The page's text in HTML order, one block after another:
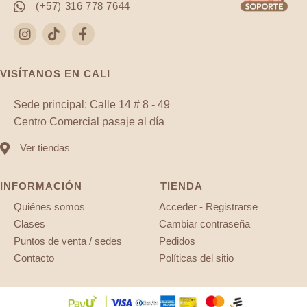
(+57) 316 778 7644
VISÍTANOS EN CALI
Sede principal: Calle 14 # 8 - 49
Centro Comercial pasaje al día
Ver tiendas
INFORMACIÓN
Quiénes somos
Clases
Puntos de venta / sedes
Contacto
TIENDA
Acceder - Registrarse
Cambiar contraseña
Pedidos
Políticas del sitio